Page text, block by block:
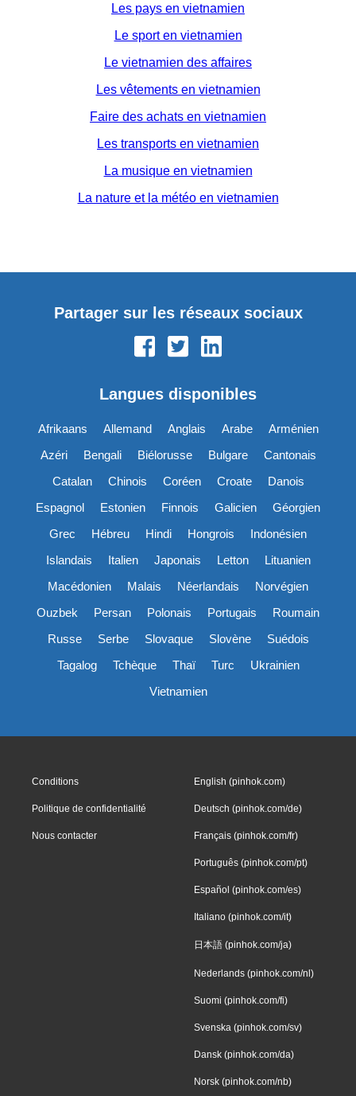
Les pays en vietnamien
Le sport en vietnamien
Le vietnamien des affaires
Les vêtements en vietnamien
Faire des achats en vietnamien
Les transports en vietnamien
La musique en vietnamien
La nature et la météo en vietnamien
Partager sur les réseaux sociaux
Langues disponibles
Afrikaans Allemand Anglais Arabe
Arménien
Azéri
Bengali Biélorusse Bulgare
Cantonais
Catalan
Chinois Coréen Croate
Danois
Espagnol
Estonien Finnois Galicien
Géorgien
Grec
Hébreu Hindi Hongrois
Indonésien
Islandais
Italien Japonais Letton
Lituanien
Macédonien
Malais Néerlandais
Norvégien
Ouzbek
Persan Polonais Portugais
Roumain
Russe
Serbe Slovaque Slovène
Suédois
Tagalog
Tchèque Thaï Turc
Ukrainien
Vietnamien
Conditions
Politique de confidentialité
Nous contacter
English (pinhok.com)
Deutsch (pinhok.com/de)
Français (pinhok.com/fr)
Português (pinhok.com/pt)
Español (pinhok.com/es)
Italiano (pinhok.com/it)
日本語 (pinhok.com/ja)
Nederlands (pinhok.com/nl)
Suomi (pinhok.com/fi)
Svenska (pinhok.com/sv)
Dansk (pinhok.com/da)
Norsk (pinhok.com/nb)